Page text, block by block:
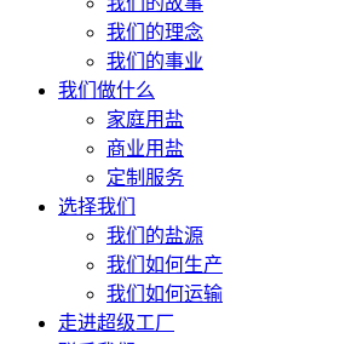
我们的理念
我们的事业
我们做什么
家庭用盐
商业用盐
定制服务
选择我们
我们的盐源
我们如何生产
我们如何运输
走进超级工厂